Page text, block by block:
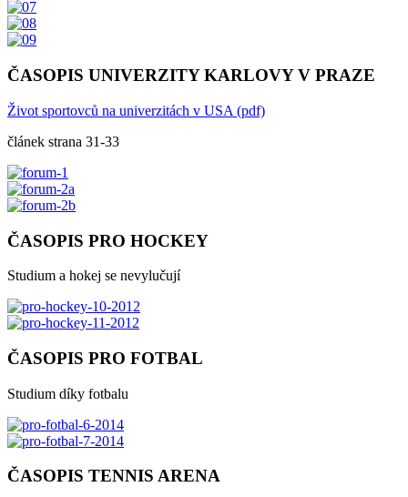
ČASOPIS UNIVERZITY KARLOVY V PRAZE
Život sportovců na univerzitách v USA (pdf)
článek strana 31-33
ČASOPIS PRO HOCKEY
Studium a hokej se nevylučují
ČASOPIS PRO FOTBAL
Studium díky fotbalu
ČASOPIS TENNIS ARENA